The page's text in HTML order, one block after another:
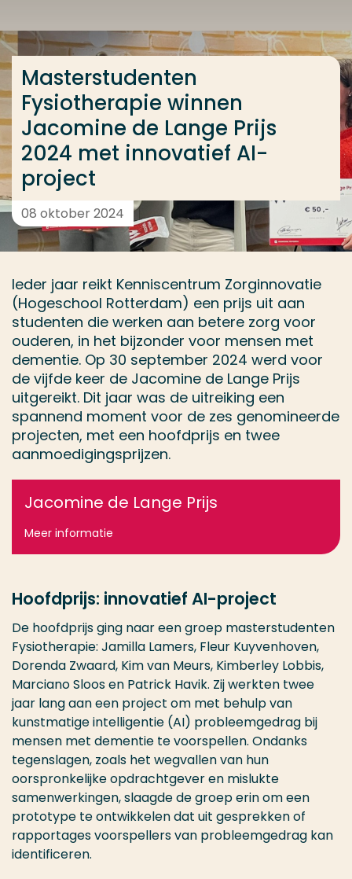
Masterstudenten
Fysiotherapie winnen
Jacomine de Lange Prijs
2024 met innovatief AI-
project
08 oktober 2024
Ieder jaar reikt Kenniscentrum Zorginnovatie
(Hogeschool Rotterdam) een prijs uit aan
studenten die werken aan betere zorg voor
ouderen, in het bijzonder voor mensen met
dementie. Op 30 september 2024 werd voor
de vijfde keer de Jacomine de Lange Prijs
uitgereikt. Dit jaar was de uitreiking een
spannend moment voor de zes genomineerde
projecten, met een hoofdprijs en twee
aanmoedigingsprijzen.
Jacomine de Lange Prijs
Meer informatie
Hoofdprijs: innovatief AI-project
De hoofdprijs ging naar een groep masterstudenten
Fysiotherapie: Jamilla Lamers, Fleur Kuyvenhoven,
Dorenda Zwaard, Kim van Meurs, Kimberley Lobbis,
Marciano Sloos en Patrick Havik. Zij werkten twee
jaar lang aan een project om met behulp van
kunstmatige intelligentie (AI) probleemgedrag bij
mensen met dementie te voorspellen. Ondanks
tegenslagen, zoals het wegvallen van hun
oorspronkelijke opdrachtgever en mislukte
samenwerkingen, slaagde de groep erin om een
prototype te ontwikkelen dat uit gesprekken of
rapportages voorspellers van probleemgedrag kan
identificeren.
Veel gezocht
Opleiding
Contact